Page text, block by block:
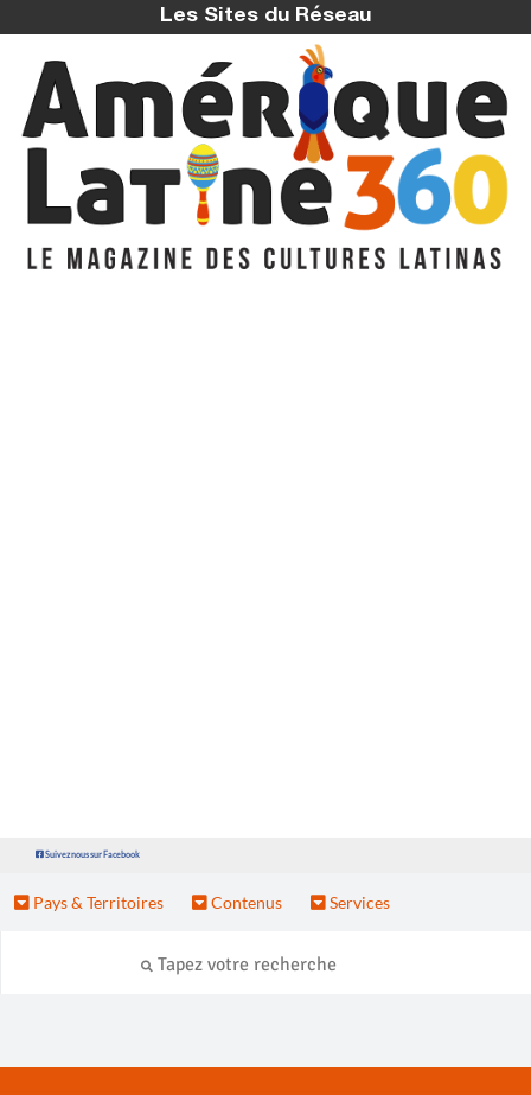
Les Sites du Réseau
Suivez nous sur Facebook
Pays & Territoires Contenus Services